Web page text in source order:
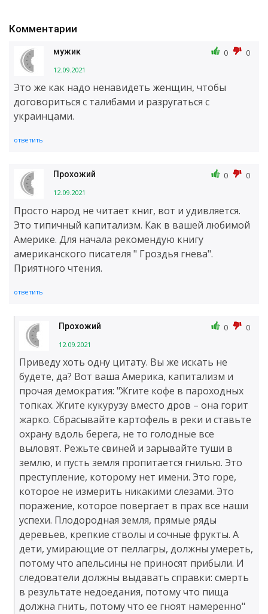
Комментарии
мужик
12.09.2021
0 0
Это же как надо ненавидеть женщин, чтобы
договориться с талибами и разругаться с
украинцами.
ответить
Прохожий
12.09.2021
0 0
Просто народ не читает книг, вот и удивляется.
Это типичный капитализм. Как в вашей любимой
Америке. Для начала рекомендую книгу
американского писателя " Гроздья гнева".
Приятного чтения.
ответить
Прохожий
12.09.2021
0 0
Приведу хоть одну цитату. Вы же искать не
будете, да? Вот ваша Америка, капитализм и
прочая демократия: "Жгите кофе в пароходных
топках. Жгите кукурузу вместо дров – она горит
жарко. Сбрасывайте картофель в реки и ставьте
охрану вдоль берега, не то голодные все
выловят. Режьте свиней и зарывайте туши в
землю, и пусть земля пропитается гнилью. Это
преступление, которому нет имени. Это горе,
которое не измерить никакими слезами. Это
поражение, которое повергает в прах все наши
успехи. Плодородная земля, прямые ряды
деревьев, крепкие стволы и сочные фрукты. А
дети, умирающие от пеллагры, должны умереть,
потому что апельсины не приносят прибыли. И
следователи должны выдавать справки: смерть
в результате недоедания, потому что пища
должна гнить, потому что ее гноят намеренно"